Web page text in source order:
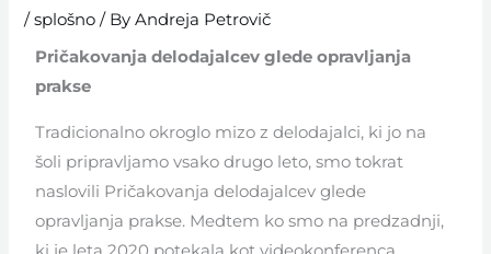
/splošno / ByAndreja Petrovič
Pričakovanja delodajalcev glede opravljanja
prakse
Tradicionalno okroglo mizo z delodajalci, ki jo na
šoli pripravljamo vsako drugo leto, smo tokrat
naslovili Pričakovanja delodajalcev glede
opravljanja prakse. Medtem ko smo na predzadnji,